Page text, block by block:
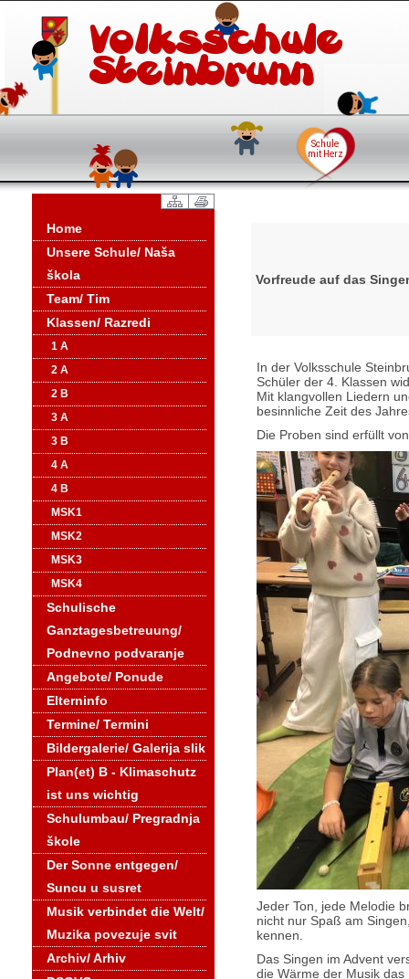
Home
Unsere Schule/ Naša
škola
Team/ Tim
Klassen/ Razredi
1 A
2 A
2 B
3 A
3 B
4 A
4 B
MSK1
MSK2
MSK3
MSK4
Schulische
Ganztagesbetreuung/
Podnevno podvaranje
Angebote/ Ponude
Elterninfo
Termine/ Termini
Bildergalerie/ Galerija slik
Plan(et) B - Klimaschutz
ist uns wichtig
Schulumbau/ Pregradnja
škole
Der Sonne entgegen/
Suncu u susret
Musik verbindet die Welt/
Muzika povezuje svit
Archiv/ Arhiv
Vorfreude auf das
In der Volksschule
Schüler der 4. Klassen
Mit klangvollen Liedern
besinnliche Zeit des
Die Proben sind erfüllt
Jeder Ton, jede Melodie
nicht nur Spaß am
kennen.
Das Singen im Advent
die Wärme der Musik